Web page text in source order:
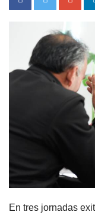
En tres jornadas